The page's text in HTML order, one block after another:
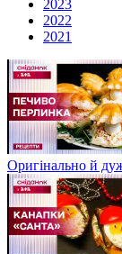
2023
2022
2021
Оригінально й